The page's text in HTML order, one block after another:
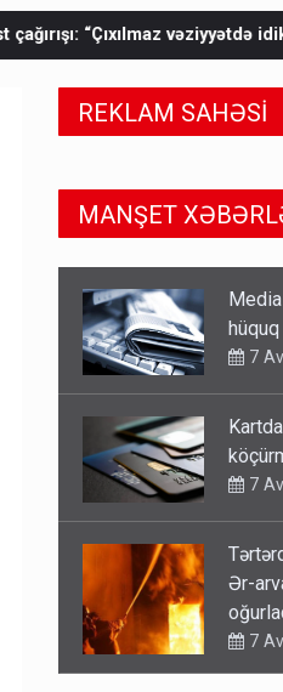
idik, Azərbaycan….”
REKLAM SAHƏSİ
MANŞET
7
Ər-
7